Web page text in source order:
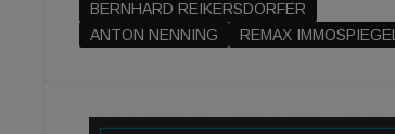
BERNHARD REIKERSDORFER
ANTON NENNING
REMAX IMMOSPIEGEL